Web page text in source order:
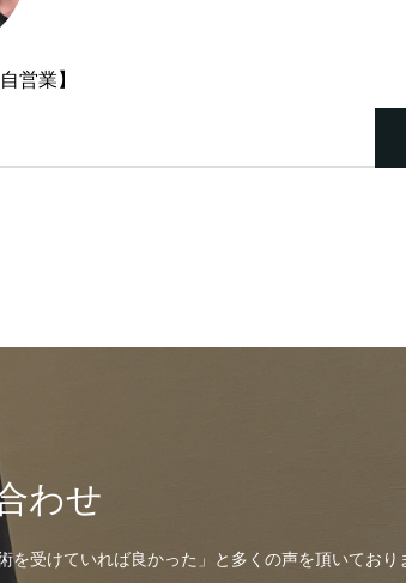
営業】
わせ
受けていれば良かった」と多くの声を頂いており